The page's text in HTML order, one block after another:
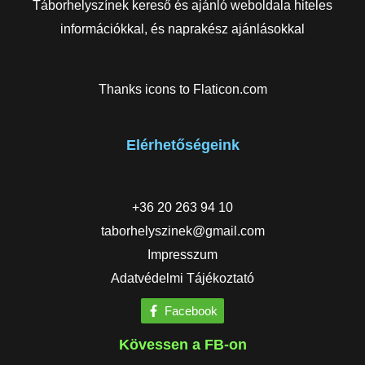
Táborhelyszínek kereső és ajánló weboldala hiteles
információkkal, és naprakész ajánlásokkal
Thanks icons to Flaticon.com
Elérhetőségeink
+36 20 263 94 10
taborhelyszinek@gmail.com
Impresszum
Adatvédelmi Tájékoztató
Facebook
Kövessen a FB-on